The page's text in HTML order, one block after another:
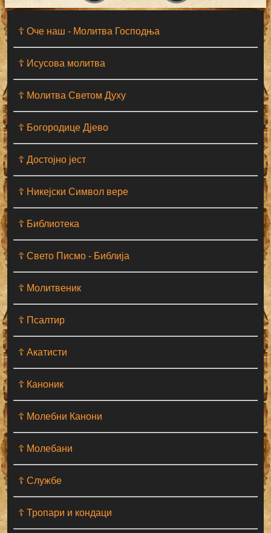
☦ Оче наш - Moлитва Господња
☦ Исусова молитва
☦ Молитва Светом Духу
☦ Богородице Дјево
☦ Достојно јест
☦ Никејски Символ вере
☦ Библиотека
☦ Свето Писмо - Библија
☦ Молитвеник
☦ Псалтир
☦ Акатисти
☦ Каноник
☦ Молебни Канони
☦ Молебани
☦ Службе
☦ Тропари и кондаци